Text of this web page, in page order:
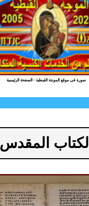
صورة فى موقع الموجة القبطية - الصفحة الرئيسية
الكتاب المقدس